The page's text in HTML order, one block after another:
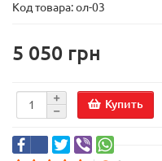
Код товара:ол-03
5 050 грн
Купить